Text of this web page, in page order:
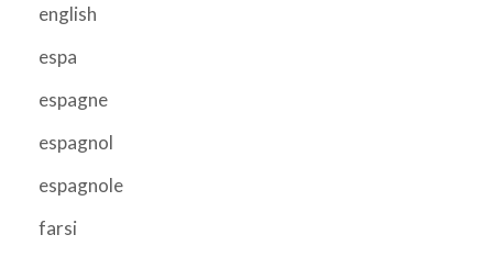
english
espa
espagne
espagnol
espagnole
farsi